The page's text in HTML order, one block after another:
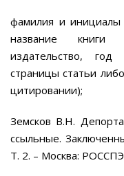
фамилия и инициалы
название книги
издательство,
страницы статьи
цитировании);
Земсков В.Н.
ссыльные.
Т. 2. – Москва: